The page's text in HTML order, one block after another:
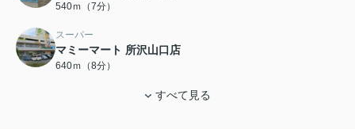
540ｍ（7分）
スーパー
マミーマート 所沢山口店
640ｍ（8分）
すべて見る